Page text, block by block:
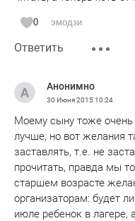
0 эмодзи
Ответить
Анонимно
30 Июня 201510:24
Моему сыну тоже очень
лучше, но вот желания
заставлять, т.е. не
прочитать, правда мы
старшем возрасте
организаторам: будет
июле ребенок в лагере,